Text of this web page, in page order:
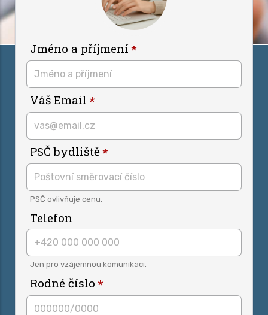
Jméno a příjmení
Váš Email
PSČ bydliště
PSČ ovlivňuje cenu.
Telefon
Jen pro vzájemnou komunikaci.
Rodné číslo